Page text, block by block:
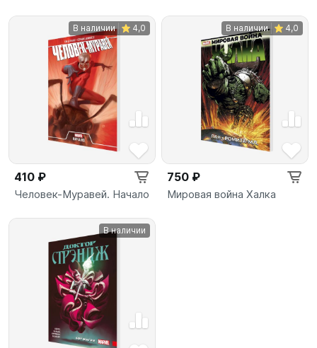
В наличии 4,0
410 ₽
Человек-Муравей. Начало
В наличии 4,0
750 ₽
Мировая война Халка
В наличии